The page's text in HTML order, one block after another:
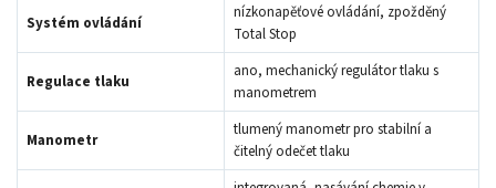
Systém ovládání
nízkonapěťové ovládání, zpožděný
Total Stop
Regulace tlaku
ano, mechanický regulátor tlaku s
manometrem
Manometr
tlumený manometr pro stabilní a
čitelný odečet tlaku